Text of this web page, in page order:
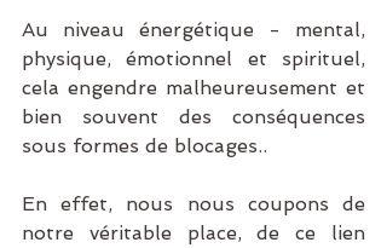
Au niveau énergétique - mental,
physique, émotionnel et spirituel,
cela engendre malheureusement et
bien souvent des conséquences
sous formes de blocages..
En effet, nous nous coupons de
notre véritable place, de ce lien